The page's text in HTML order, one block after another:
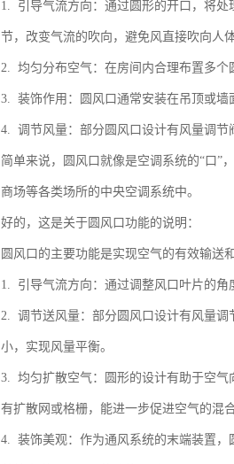
1. 引导气流方向：通过圆形的开口，将
节，改变气流的吹向，避免风直接吹向人
2. 均匀分布空气：在房间内合理布置多个
3. 装饰作用：圆风口通常安装在吊顶或墙
4. 调节风量：部分圆风口设计有风量调节
简单来说，圆风口就像是空调系统的“口”
商场等各类场所的中央空调系统中。
好的，这是关于圆风口功能的说明：
圆风口的主要功能是实现空气的有效输送
1. 引导气流方向：通过调整风口叶片的角
2. 调节送风量：部分圆风口设计有风量
小，实现风量平衡。
3. 均匀扩散空气：圆形的设计有助于空
有扩散网或格栅，能进一步促进空气的混
4. 装饰美观：作为通风系统的末端装置，